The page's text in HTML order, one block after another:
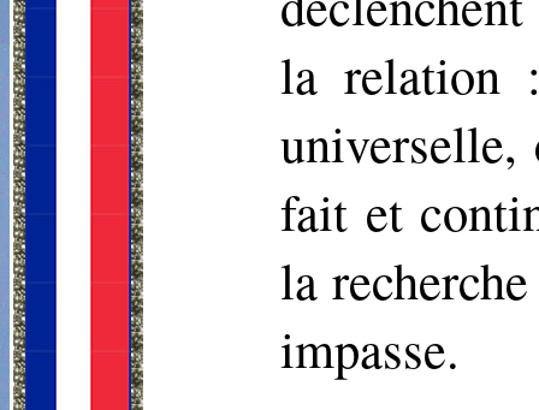
la relation
universelle,
fait et
la
impasse.